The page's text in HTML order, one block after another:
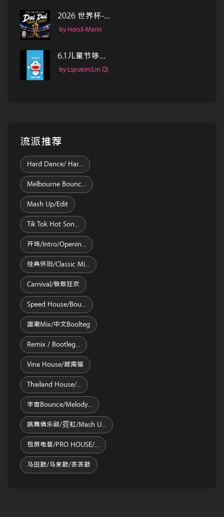
2026 世界杯-...
by Hors3-Marin
6.1儿童节哆...
by Lsputon(Lin.Q)
流派推荐
Hard Dance/ Har...
Melbourne Bounc...
Mash Up/Edit
Tik Tok Hot Son...
开场/Intro/Openin...
经典怀旧/Classic Mi...
Carnival/极致狂欢
Speed House/Bou...
国潮Mix/中文Boolteg
Remix / Bootleg...
Vina House/越南摇
Thailand House/...
宇宙Bounce/melody...
跳舞俱乐部/霓虹/Mash U...
包房电音/PRO HOUSE/...
马田鼓/马来鼓/丢丢鼓